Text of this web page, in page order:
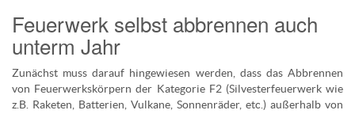
Feuerwerk selbst abbrennen auch
unterm Jahr
Zunächst muss darauf hingewiesen werden, dass das Abbrennen
von Feuerwerkskörpern der Kategorie F2 (Silvesterfeuerwerk wie
z.B. Raketen, Batterien, Vulkane, Sonnenräder, etc.) außerhalb von